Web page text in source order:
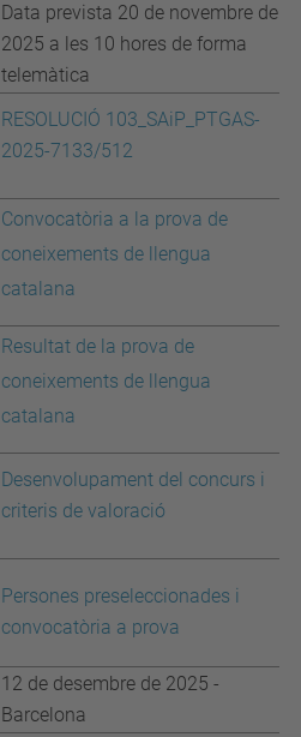
Data prevista 20 de novembre de
2025 a les 10 hores de forma
telemàtica
RESOLUCIÓ 103_SAiP_PTGAS-
2025-7133/512
Convocatòria a la prova de
coneixements de llengua
catalana
Resultat de la prova de
coneixements de llengua
catalana
Desenvolupament del concurs i
criteris de valoració
Persones preseleccionades i
convocatòria a prova
12 de desembre de 2025 -
Barcelona